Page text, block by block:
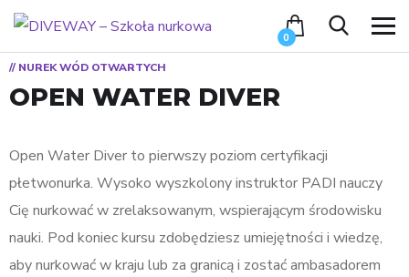
0
// NUREK WÓD OTWARTYCH
OPEN WATER DIVER
Open Water Diver to pierwszy poziom certyfikacji
płetwonurka. Wysoko wyszkolony instruktor PADI nauczy
Cię nurkować w zrelaksowanym, wspierającym środowisku
nauki. Pod koniec kursu zdobędziesz umiejętności i wiedzę,
aby nurkować w kraju lub za granicą i zostać ambasadorem